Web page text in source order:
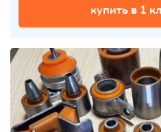
купить в 1